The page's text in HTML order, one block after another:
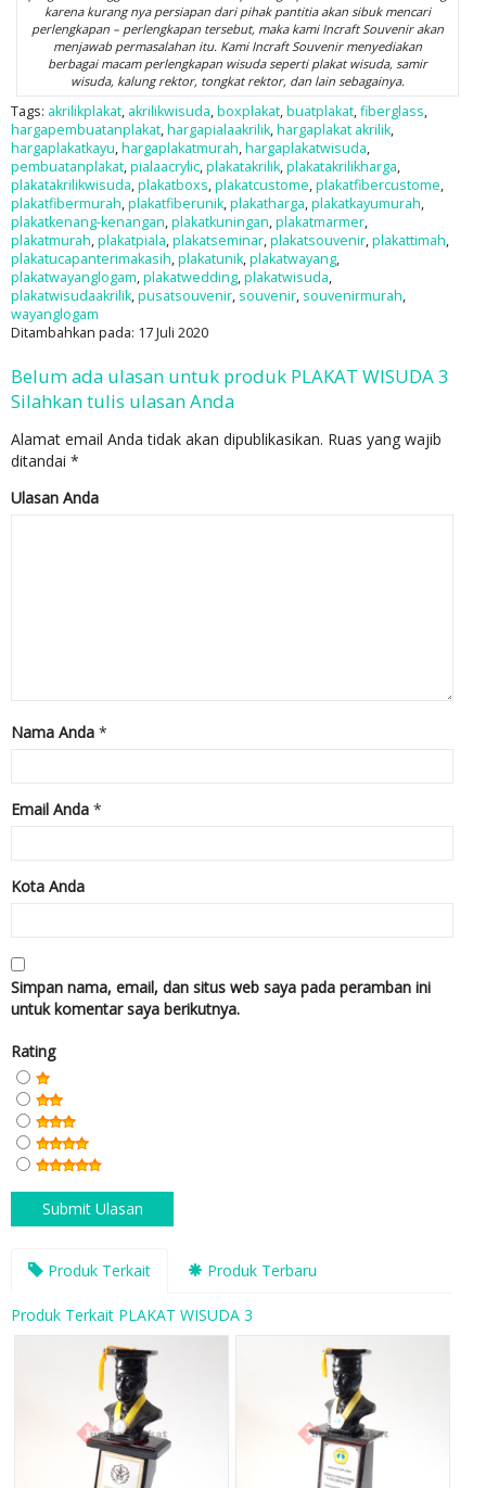
karena kurang nya persiapan dari pihak pantitia akan sibuk mencari
perlengkapan – perlengkapan tersebut, maka kami Incraft Souvenir akan
menjawab permasalahan itu. Kami Incraft Souvenir menyediakan
berbagai macam perlengkapan wisuda seperti plakat wisuda, samir
wisuda, kalung rektor, tongkat rektor, dan lain sebagainya.
Tags: akrilikplakat, akrilikwisuda,boxplakat,buatplakat,fiberglass,
hargapembuatanplakat,hargapialaakrilik,hargaplakat akrilik,
hargaplakatkayu,hargaplakatmurah,hargaplakatwisuda,
pembuatanplakat,pialaacrylic,plakatakrilik,plakatakrilikharga,
plakatakrilikwisuda,plakatboxs,plakatcustome,plakatfibercustome,
plakatfibermurah,plakatfiberunik,plakatharga,plakatkayumurah,
plakatkenang-kenangan,plakatkuningan,plakatmarmer,
plakatmurah,plakatpiala,plakatseminar,plakatsouvenir,plakattimah,
plakatucapanterimakasih,plakatunik,plakatwayang,
plakatwayanglogam,plakatwedding,plakatwisuda,
plakatwisudaakrilik,pusatsouvenir, souvenir, souvenirmurah,
wayanglogam
Ditambahkan pada: 17 Juli 2020
Belum ada ulasan untuk produk PLAKAT WISUDA 3
Silahkan tulis ulasan Anda
Alamat email Anda tidak akan dipublikasikan. Ruas yang wajib
ditandai *
Ulasan Anda
Nama Anda *
Email Anda *
Kota Anda
Simpan nama, email, dan situs web saya pada peramban ini
untuk komentar saya berikutnya.
Rating
Produk Terkait Produk Terbaru
Produk Terkait PLAKAT WISUDA 3